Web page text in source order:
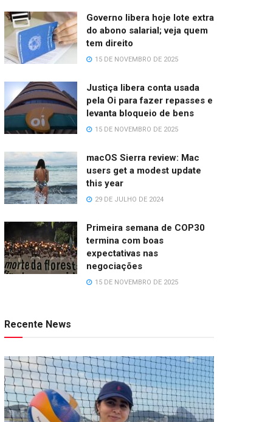
Governo libera hoje lote extra
do abono salarial; veja quem
tem direito
15 DE NOVEMBRO DE 2025
Justiça libera conta usada
pela Oi para fazer repasses e
levanta bloqueio de bens
15 DE NOVEMBRO DE 2025
macOS Sierra review: Mac
users get a modest update
this year
29 DE JULHO DE 2024
Primeira semana de COP30
termina com boas
expectativas nas
negociações
15 DE NOVEMBRO DE 2025
Recente News